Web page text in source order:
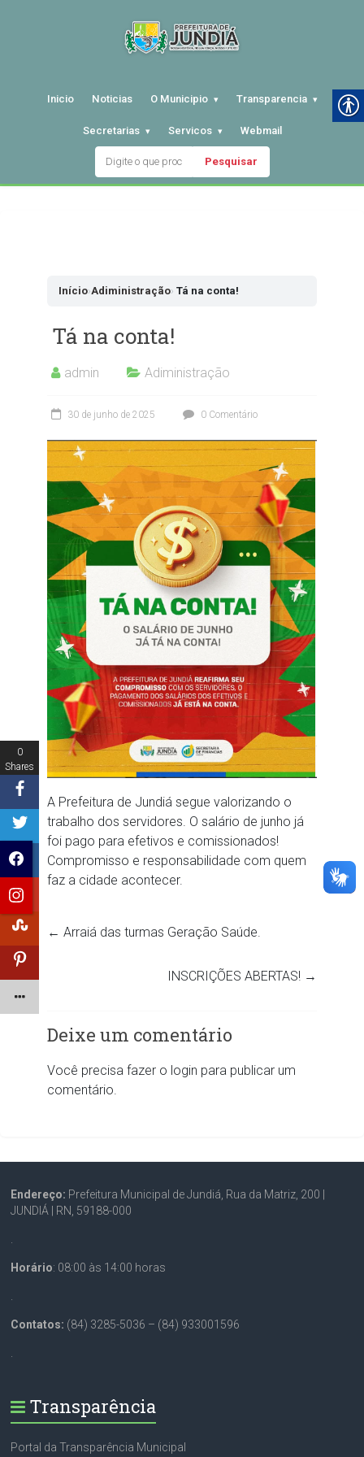
Inicio Noticias O Municipio Transparencia
Secretarias Servicos Webmail
Pesquisar
Início›Adiministração› Tá na conta!
Tá na conta!
admin Adiministração
30 de junho de 2025 0 Comentário
A Prefeitura de Jundiá segue valorizando o
trabalho dos servidores. O salário de junho já
foi pago para efetivos e comissionados!
Compromisso e responsabilidade com quem
faz a cidade acontecer.
← Arraiá das turmas Geração Saúde.
INSCRIÇÕES ABERTAS! →
Deixe um comentário
Você precisa fazer o login para publicar um
comentário.
Endereço: Prefeitura Municipal de Jundiá, Rua da Matriz, 200 |
JUNDIÁ | RN, 59188-000
.
Horário: 08:00 às 14:00 horas
.
Contatos: (84) 3285-5036 – (84) 933001596
.
Transparência
Portal da Transparência Municipal
0
Shares